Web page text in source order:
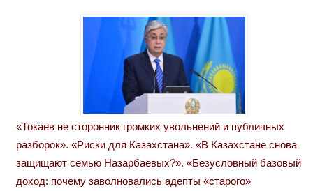
«Токаев не сторонник громких увольнений и публичных
разборок». «Риски для Казахстана». «В Казахстане снова
защищают семью Назарбаевых?». «Безусловный базовый
доход: почему заволновались адепты «старого»